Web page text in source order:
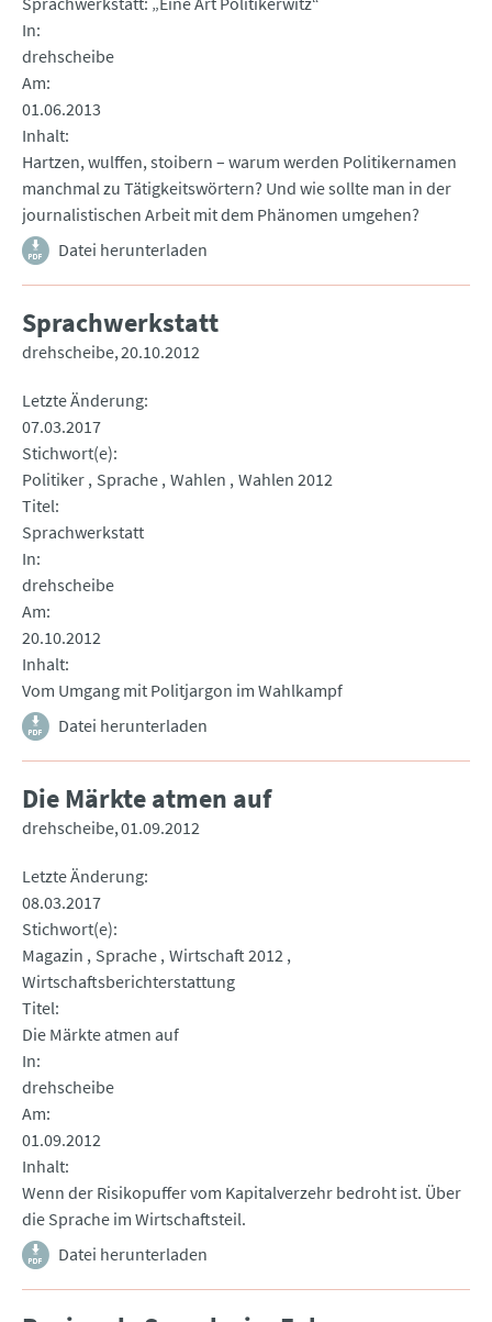
In
drehscheibe
Am
01.06.2013
Inhalt
Hartzen, wulffen, stoibern – warum werden Politikernamen
manchmal zu Tätigkeitswörtern? Und wie sollte man in der
journalistischen Arbeit mit dem Phänomen umgehen?
Datei herunterladen
Sprachwerkstatt
drehscheibe 20.10.2012
Letzte Änderung
07.03.2017
Stichwort(e)
Politiker Sprache Wahlen Wahlen 2012
Titel
Sprachwerkstatt
In
drehscheibe
Am
20.10.2012
Inhalt
Vom Umgang mit Politjargon im Wahlkampf
Datei herunterladen
Die Märkte atmen auf
drehscheibe 01.09.2012
Letzte Änderung
08.03.2017
Stichwort(e)
Magazin
Sprache Wirtschaft 2012
Wirtschaftsberichterstattung
Titel
Die Märkte atmen auf
In
drehscheibe
Am
01.09.2012
Inhalt
Wenn der Risikopuffer vom Kapitalverzehr bedroht ist. Über
die Sprache im Wirtschaftsteil.
Datei herunterladen